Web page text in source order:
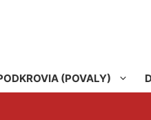
(POVALY)